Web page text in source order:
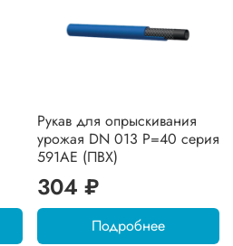
Рукав для опрыскивания
урожая DN 013 P=40 серия
591AE (ПВХ)
304 ₽
Подробнее